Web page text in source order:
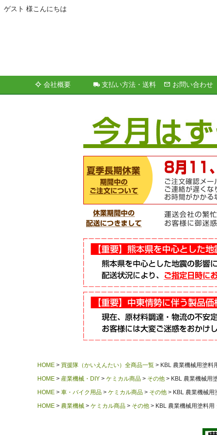
ゲスト 様こんにちは
会社概要 支払い方法・送料 お問い合わせ
HOME 買援隊（かいえんたい）全商品一覧
KBL 農業機械用塗料
HOME
産業機械・DIY ケミカル商品 その他
KBL 農業機械用
HOME
車・バイク用品 ケミカル商品 その他
KBL 農業機械用
HOME
農業機械 ケミカル商品 その他 KBL 農業機械用塗料